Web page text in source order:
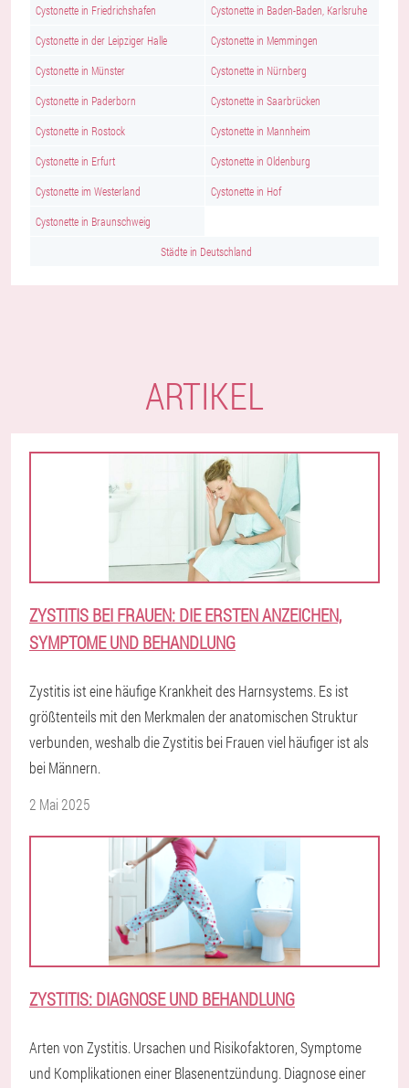
Cystonette in Friedrichshafen Cystonette in Baden-Baden, Karlsruhe
Cystonette in der Leipziger Halle Cystonette in Memmingen
Cystonette in Münster Cystonette in Nürnberg
Cystonette in Paderborn Cystonette in Saarbrücken
Cystonette in Rostock Cystonette in Mannheim
Cystonette in Erfurt Cystonette in Oldenburg
Cystonette im Westerland Cystonette in Hof
Cystonette in Braunschweig
Städte in Deutschland
ARTIKEL
ZYSTITIS BEI FRAUEN: DIE ERSTEN ANZEICHEN,
SYMPTOME UND BEHANDLUNG
Zystitis ist eine häufige Krankheit des Harnsystems. Es ist
größtenteils mit den Merkmalen der anatomischen Struktur
verbunden, weshalb die Zystitis bei Frauen viel häufiger ist als
bei Männern.
2 Mai 2025
ZYSTITIS: DIAGNOSE UND BEHANDLUNG
Arten von Zystitis. Ursachen und Risikofaktoren, Symptome
und Komplikationen einer Blasenentzündung. Diagnose einer